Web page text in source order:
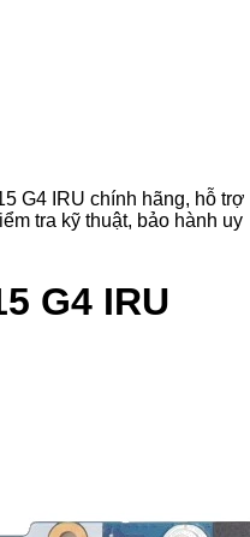
G4 IRU chính hãng, hỗ trợ
tra kỹ thuật, bảo hành uy
G4 IRU